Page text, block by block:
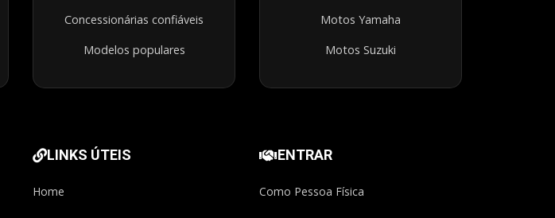
Concessionárias confiáveis
Modelos populares
Motos Yamaha
Motos Suzuki
LINKS ÚTEIS
Home
ENTRAR
Como Pessoa Física